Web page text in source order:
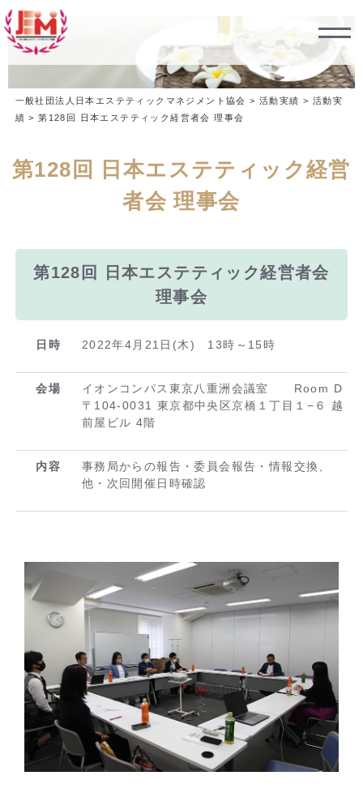
一般社団法人日本エステティックマネジメント協会 > 活動実績 > 活動実
績 >第128回 日本エステティック経営者会 理事会
第128回 日本エステティック経営
者会 理事会
第128回 日本エステティック経営者会
理事会
日時 2022年4月21日(木) 13時～15時
会場
イオンコンパス東京八重洲会議室 Room D
〒104-0031 東京都中央区京橋１丁目１−６ 越
前屋ビル 4階
内容
事務局からの報告・委員会報告・情報交換、
他・次回開催日時確認